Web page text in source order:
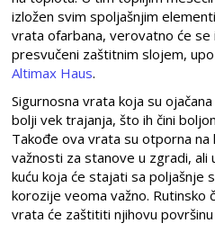
izložen svim spoljašnjim
vrata ofarbana, verovatno će
presvučeni zaštitnim slojem,
Altimax Haus.
Sigurnosna vrata koja su
bolji vek trajanja, što ih čini
Takođe ova vrata su otporna
važnosti za stanove u zgradi, ali
kuću koja će stajati sa poljašnje
korozije veoma važno. Rutinsko
vrata će zaštititi njihovu